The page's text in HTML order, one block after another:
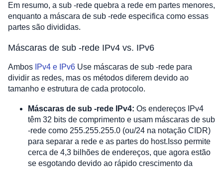
Em resumo, a sub -rede quebra a rede em partes menores,
enquanto a máscara de sub -rede especifica como essas
partes são divididas.
Máscaras de sub -rede IPv4 vs. IPv6
Ambos IPv4 e IPv6 Use máscaras de sub -rede para
dividir as redes, mas os métodos diferem devido ao
tamanho e estrutura de cada protocolo.
Máscaras de sub -rede IPv4: Os endereços IPv4
têm 32 bits de comprimento e usam máscaras de sub
-rede como 255.255.255.0 (ou/24 na notação CIDR)
para separar a rede e as partes do host.Isso permite
cerca de 4,3 bilhões de endereços, que agora estão
se esgotando devido ao rápido crescimento da